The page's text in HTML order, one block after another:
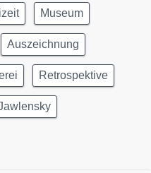
Museum
Auszeichnung
Retrospektive